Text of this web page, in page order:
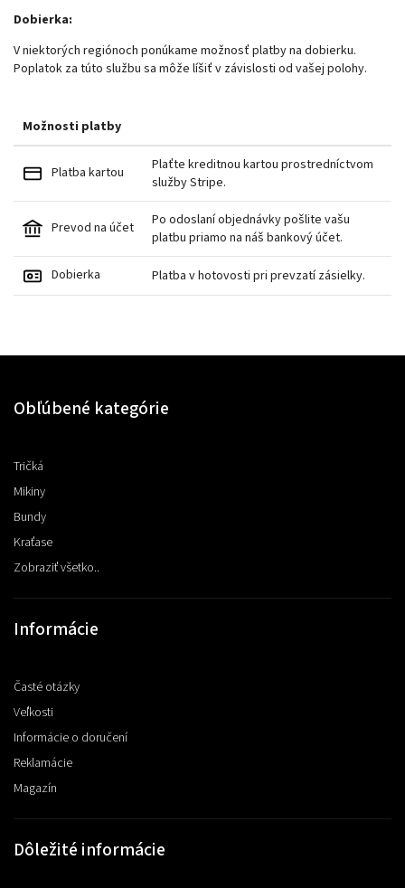
Dobierka:
V niektorých regiónoch ponúkame možnosť platby na dobierku.
Poplatok za túto službu sa môže líšiť v závislosti od vašej polohy.
Možnosti platby
Platba kartou
Plaťte kreditnou kartou prostredníctvom
služby Stripe.
Prevod na účet
Po odoslaní objednávky pošlite vašu
platbu priamo na náš bankový účet.
Dobierka Platba v hotovosti pri prevzatí zásielky.
Obľúbené kategórie
Tričká
Mikiny
Bundy
Kraťase
Zobraziť všetko..
Informácie
Časté otázky
Veľkosti
Informácie o doručení
Reklamácie
Magazín
Dôležité informácie